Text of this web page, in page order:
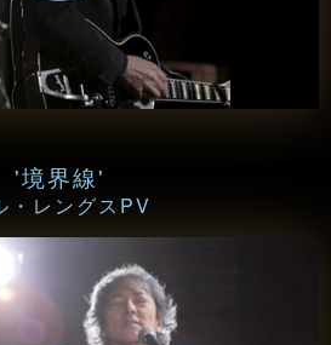
'境界線'
・レングスPV